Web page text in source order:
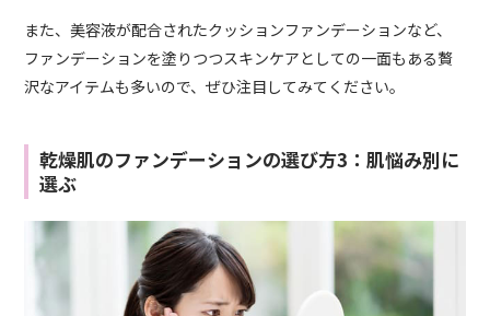
また、美容液が配合されたクッションファンデーションなど、
ファンデーションを塗りつつスキンケアとしての一面もある贅
沢なアイテムも多いので、ぜひ注目してみてください。
乾燥肌のファンデーションの選び方3：肌悩み別に
選ぶ